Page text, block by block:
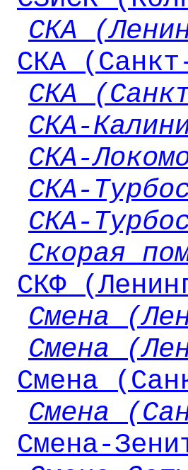
СКА
СКА
СКА
СКА-
СКА-
СКА-
СКА-
Скорая
СКФ
Смена
Смена
Смена
Смена
Смена-